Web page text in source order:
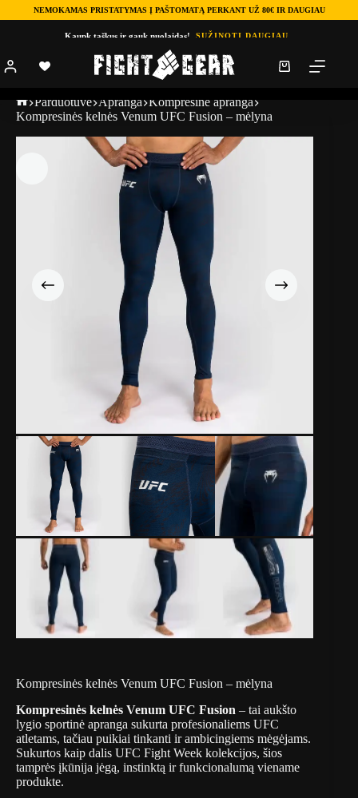
NEMOKAMAS PRISTATYMAS Į PAŠTOMATĄ PERKANT UŽ 80€ IR DAUGIAU
Kaupk taškus ir gauk nuolaidas! SUŽINOTI DAUGIAU
Parduotuve Apranga Kompresinė apranga
Kompresinės kelnės Venum UFC Fusion – mėlyna
Kompresinės kelnės Venum UFC Fusion – mėlyna
Kompresinės kelnės Venum UFC Fusion – tai aukšto
lygio sportinė apranga sukurta profesionaliems UFC
atletams, tačiau puikiai tinkanti ir ambicingiems mėgėjams.
Sukurtos kaip dalis UFC Fight Week kolekcijos, šios
tamprės įkūnija jėgą, instinktą ir funkcionalumą viename
produkte.